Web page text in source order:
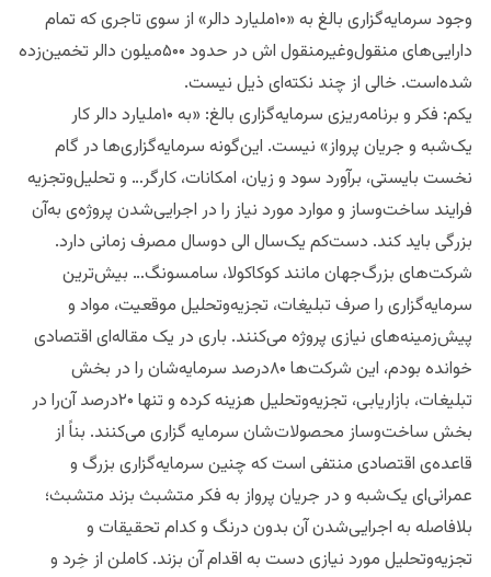
وجود سرمایه‌گزاری بالغ به «۱۰ملیارد دالر» از سوی تاجری که تمام
دارایی‌های منقول‌وغیرمنقول‌ اش در حدود ۵۰۰میلون دالر تخمین‌زده
شده‌است. خالی از چند نکته‌ای ذیل نیست.
یکم: فکر و برنامه‌ریزی سرمایه‌گزاری بالغ: «به ۱۰ملیارد دالر کار
یک‌شبه و جریان پرواز» نیست. این‌گونه سرمایه‌گزاری‌ها در گام‌
نخست بایستی، برآورد سود و زیان، امکانات، کارگر… و تحلیل‌وتجزیه
فرایند ساخت‌وساز و موارد مورد نیاز را در اجرایی‌شدن پروژه‌ی به‌آن
بزرگی باید کند. دست‌کم یک‌سال الی دوسال مصرف زمانی دارد.
شرکت‌های بزرگ‌جهان مانند کوکاکولا، سامسونگ… بیش‌ترین
سرمایه‌گزاری را صرف تبلیغات، تجزیه‌وتحلیل موقعیت، مواد و
پیش‌زمینه‌های نیازی پروژه می‌کنند. باری در یک مقاله‌‌ای اقتصادی
خوانده بودم، این شرکت‌ها ۸۰درصد سرمایه‌شان را در بخش
تبلیغات، بازاریابی، تجزیه‌وتحلیل هزینه کرده و تنها ۲۰درصد آن‌را در
بخش ساخت‌وساز محصولات‌شان سرمایه گزاری می‌کنند. بناً از
قاعده‌ی اقتصادی منتفی‌ است که چنین سرمایه‌گزاری بزرگ و
عمرانی‌ای یک‌شبه و در جریان پرواز به فکر متشبث بزند متشبث؛
بلافاصله به اجرایی‌شدن آن بدون درنگ و کدام تحقیقات و
تجزیه‌وتحلیل مورد نیازی دست به اقدام آن بزند. کاملن از خِرد و